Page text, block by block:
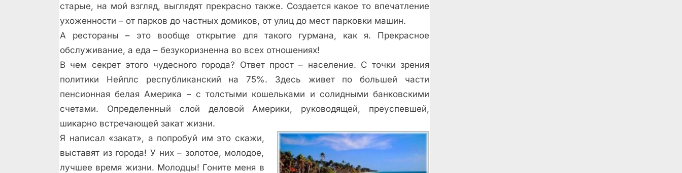
старые, на мой взгляд, выглядят прекрасно также. Создается какое то впечатление
ухоженности – от парков до частных домиков, от улиц до мест парковки машин.
А рестораны – это вообще открытие для такого гурмана, как я. Прекрасное
обслуживание, а еда – безукоризненна во всех отношениях!
В чем секрет этого чудесного города? Ответ прост – население. С точки зрения
политики Нейплс республиканский на 75%. Здесь живет по большей части
пенсионная белая Америка – с толстыми кошельками и солидными банковскими
счетами. Определенный слой деловой Америки, руководящей, преуспевшей,
шикарно встречающей закат жизни.
Я написал «закат», а попробуй им это скажи,
выставят из города! У них – золотое, молодое,
лучшее время жизни. Молодцы! Гоните меня в